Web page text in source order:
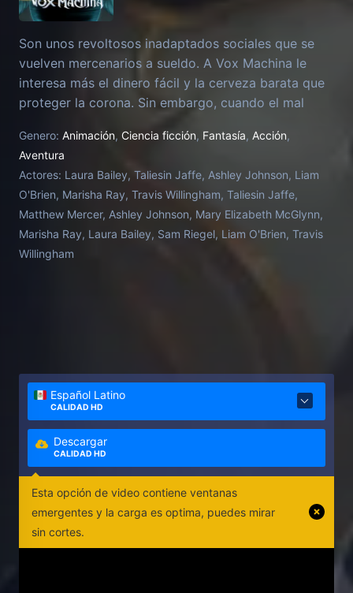
Son unos revoltosos inadaptados sociales que se
vuelven mercenarios a sueldo. A Vox Machina le
interesa más el dinero fácil y la cerveza barata que
proteger la corona. Sin embargo, cuando el mal
cuenta de que solo ellos pueden restaurar la justicia.
Lo que comenzó como otro día de trabajo es ahora
la historia detrás de los nuevos héroes de Exandria.
Genero: Animación, Ciencia ficción, Fantasía, Acción,
Aventura
Actores: Laura Bailey, Taliesin Jaffe, Ashley Johnson, Liam
O'Brien, Marisha Ray, Travis Willingham, Taliesin Jaffe,
Matthew Mercer, Ashley Johnson, Mary Elizabeth McGlynn,
Marisha Ray, Laura Bailey, Sam Riegel, Liam O'Brien, Travis
Willingham
Español Latino
CALIDAD HD
Descargar
CALIDAD HD
Esta opción de video contiene ventanas
emergentes y la carga es optima, puedes mirar
sin cortes.